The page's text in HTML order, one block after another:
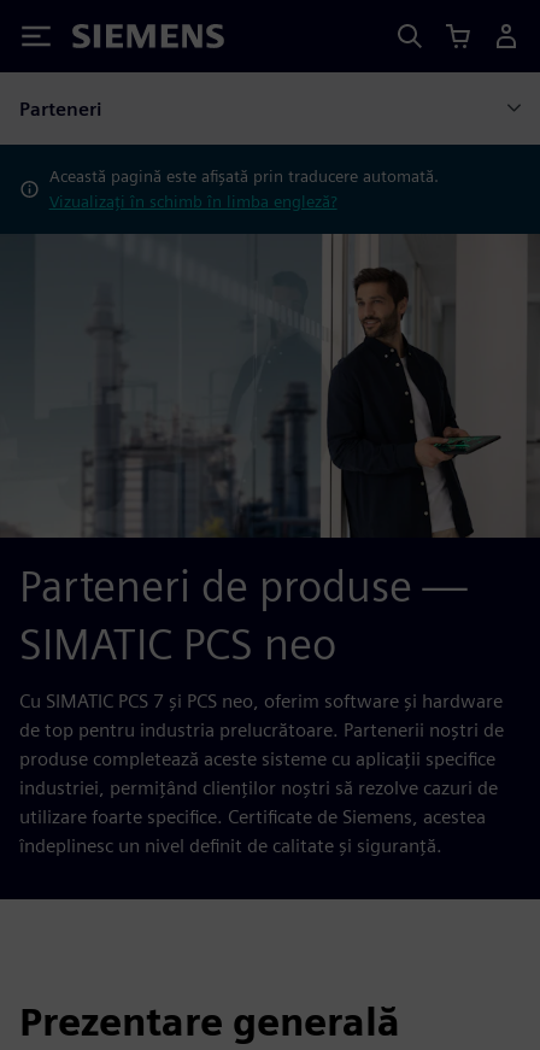
Siemens
Parteneri
Această pagină este afișată prin traducere automată.
Vizualizați în schimb în limba engleză?
Parteneri de produse —
SIMATIC PCS neo
Cu SIMATIC PCS 7 și PCS neo, oferim software și hardware
de top pentru industria prelucrătoare. Partenerii noștri de
produse completează aceste sisteme cu aplicații specifice
industriei, permițând clienților noștri să rezolve cazuri de
utilizare foarte specifice. Certificate de Siemens, acestea
îndeplinesc un nivel definit de calitate și siguranță.
Prezentare generală